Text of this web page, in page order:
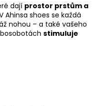
dají prostor prstům a
Ahinsa shoes se každá
nohou – a také vašeho
stimuluje